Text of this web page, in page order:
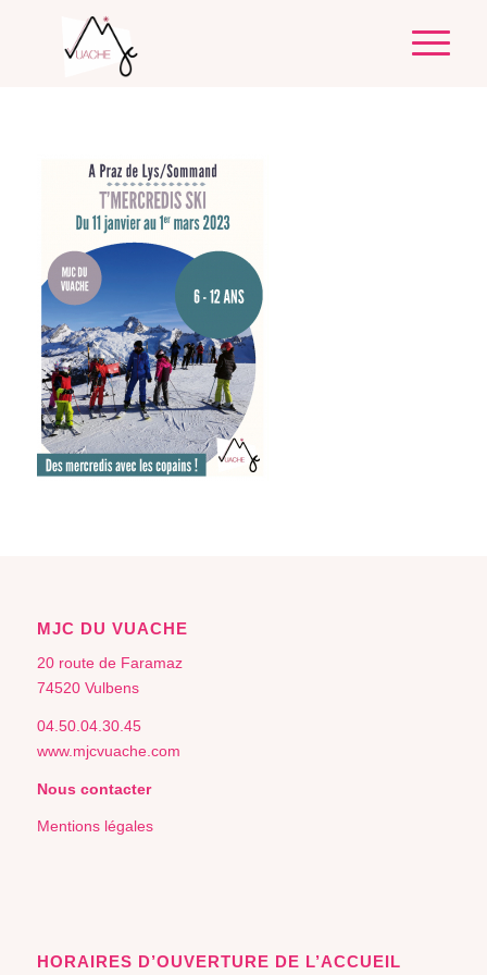
MJC DU VUACHE
20 route de Faramaz
74520 Vulbens
04.50.04.30.45
www.mjcvuache.com
Nous contacter
Mentions légales
HORAIRES D’OUVERTURE DE L’ACCUEIL